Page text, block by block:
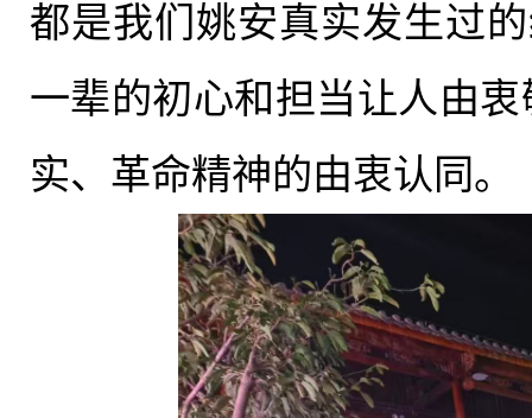
都是我们姚安真实发生过
一辈的初心和担当让人由
实、革命精神的由衷认同 。